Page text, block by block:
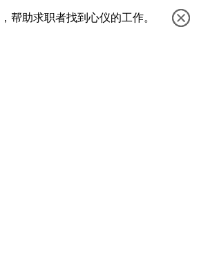
帮助求职者找到心仪的工作。